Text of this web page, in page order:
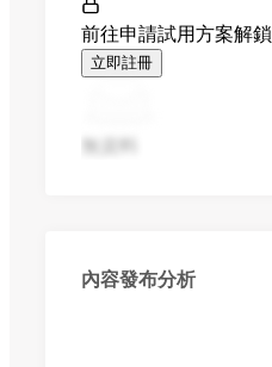
前往申請試用方案解鎖
立即註冊
無資料
內容發布分析